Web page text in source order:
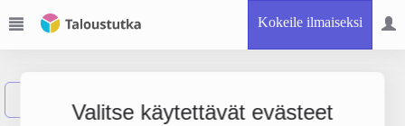
Kokeile ilmaiseksi
Valitse käytettävät evästeet